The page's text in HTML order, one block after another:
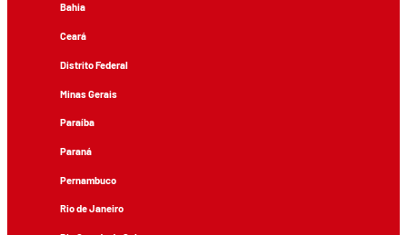
Bahia
Ceará
Distrito Federal
Minas Gerais
Paraíba
Paraná
Pernambuco
Rio de Janeiro